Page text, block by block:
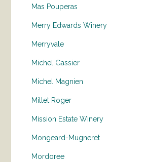
Mas Pouperas
Merry Edwards Winery
Merryvale
Michel Gassier
Michel Magnien
Millet Roger
Mission Estate Winery
Mongeard-Mugneret
Mordoree